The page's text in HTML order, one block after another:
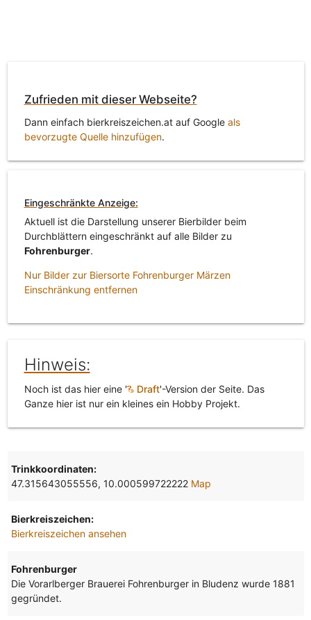
Zufrieden mit dieser Webseite?
Dann einfach bierkreiszeichen.at auf Google als
bevorzugte Quelle hinzufügen.
Eingeschränkte Anzeige:
Aktuell ist die Darstellung unserer Bierbilder beim
Durchblättern eingeschränkt auf alle Bilder zu
Fohrenburger.
Nur Bilder zur Biersorte Fohrenburger Märzen
Einschränkung entfernen
Hinweis:
Noch ist das hier eine ' Draft'-Version der Seite. Das
Ganze hier ist nur ein kleines ein Hobby Projekt.
Trinkkoordinaten:
47.315643055556, 10.000599722222 Map
Bierkreiszeichen:
Bierkreiszeichen ansehen
Fohrenburger
Die Vorarlberger Brauerei Fohrenburger in Bludenz wurde 1881
gegründet.